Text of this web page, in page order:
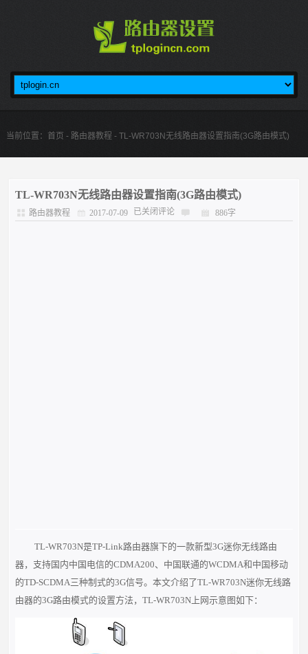
当前位置： 首页 - 路由器教程 - TL-WR703N无线路由器设置指南(3G路由模式)
TL-WR703N无线路由器设置指南(3G路由模式)
路由器教程 2017-07-09 已关闭评论 886字
TL-WR703N是TP-Link路由器旗下的一款新型3G迷你无线路由
器，支持国内中国电信的CDMA200、中国联通的WCDMA和中国移动
的TD-SCDMA三种制式的3G信号。本文介绍了TL-WR703N迷你无线路
由器的3G路由模式的设置方法，TL-WR703N上网示意图如下：